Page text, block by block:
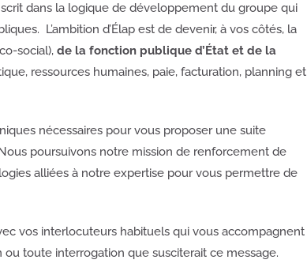
dans la logique de développement du groupe qui
L’ambition d’Élap est de devenir, à vos côtés, la
social), de la fonction publique d’État et de la
ressources humaines, paie, facturation, planning et
nécessaires pour vous proposer une suite
poursuivons notre mission de renforcement de
alliées à notre expertise pour vous permettre de
vos interlocuteurs habituels qui vous accompagnent
toute interrogation que susciterait ce message.